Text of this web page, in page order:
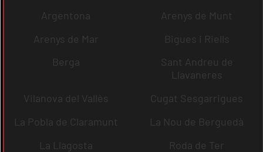
Argentona
Arenys de Munt
Arenys de Mar
Bigues i Riells
Berga
Sant Andreu de
Llavaneres
Vilanova del Vallès
Cugat Sesgarrigues
La Pobla de Claramunt
La Nou de Berguedà
La Llagosta
Roda de Ter